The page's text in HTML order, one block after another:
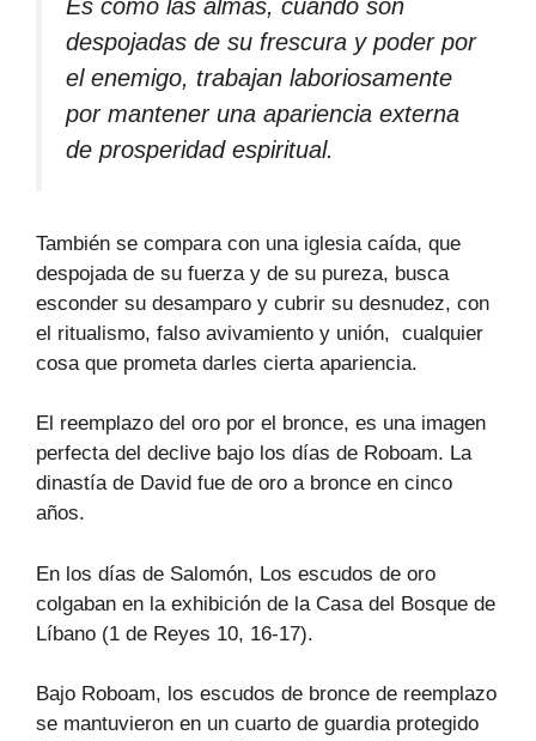
Es como las almas, cuando son
despojadas de su frescura y poder por
el enemigo, trabajan laboriosamente
por mantener una apariencia externa
de prosperidad espiritual.
También se compara con una iglesia caída, que
despojada de su fuerza y de su pureza, busca
esconder su desamparo y cubrir su desnudez, con
el ritualismo, falso avivamiento y unión, cualquier
cosa que prometa darles cierta apariencia.
El reemplazo del oro por el bronce, es una imagen
perfecta del declive bajo los días de Roboam. La
dinastía de David fue de oro a bronce en cinco
años.
En los días de Salomón, Los escudos de oro
colgaban en la exhibición de la Casa del Bosque de
Líbano (1 de Reyes 10, 16-17).
Bajo Roboam, los escudos de bronce de reemplazo
se mantuvieron en un cuarto de guardia protegido